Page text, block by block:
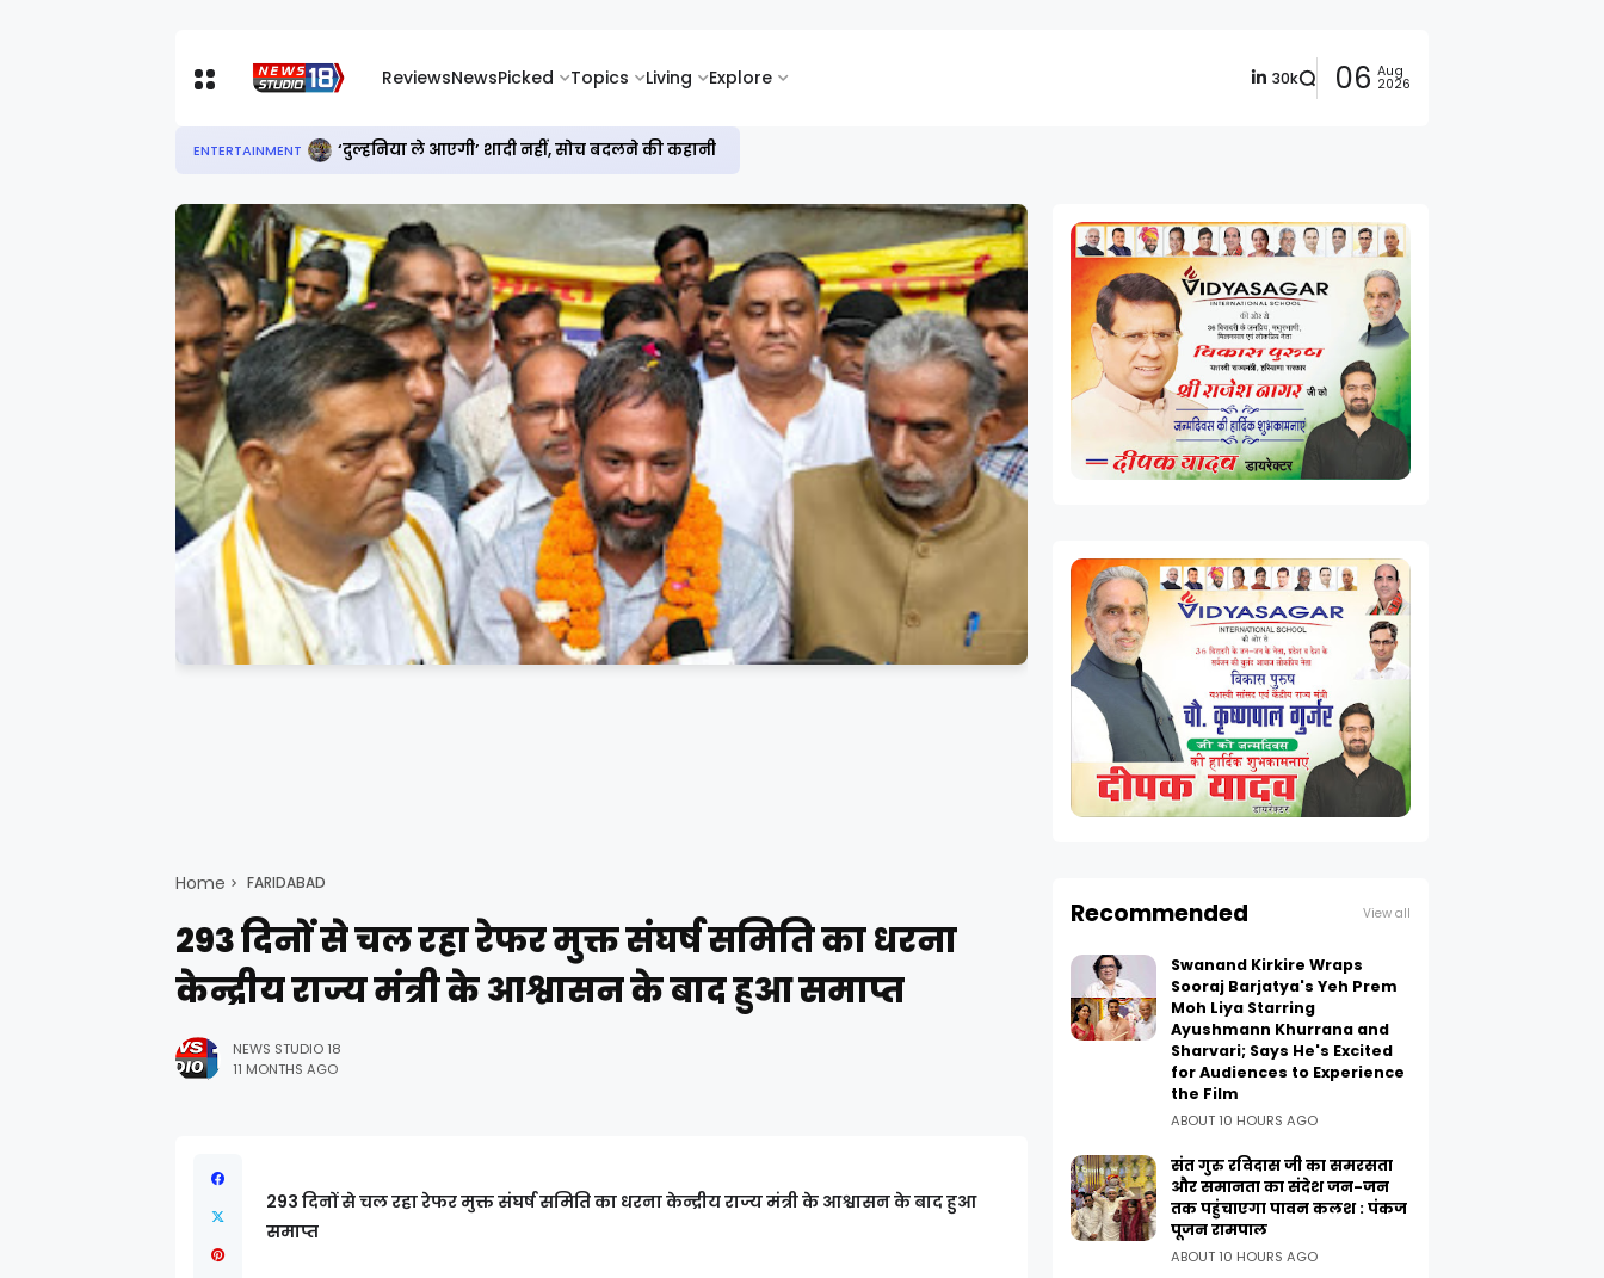
ReviewsNewsPicked Topics Living Explore 30k 06 Aug
2026
ENTERTAINMENT ‘उत्तर दा पुत्तर’ रिव्यू: हंसी के साथ गूंजता कर्म बनाम किस्मत का सवाल
Home FARIDABAD
293 दिनों से चल रहा रेफर मुक्त संघर्ष समिति का धरना
केन्द्रीय राज्य मंत्री के आश्वासन के बाद हुआ समाप्त
NEWS STUDIO 18
11 MONTHS AGO
293 दिनों से चल रहा रेफर मुक्त संघर्ष समिति का धरना केन्द्रीय राज्य मंत्री के आश्वासन के बाद हुआ
समाप्त
Recommended View all
Swanand Kirkire Wraps
Sooraj Barjatya's Yeh Prem
Moh Liya Starring
Ayushmann Khurrana and
Sharvari; Says He's Excited
for Audiences to Experience
the Film
ABOUT 10 HOURS AGO
संत गुरु रविदास जी का समरसता
और समानता का संदेश जन-जन
तक पहुंचाएगा पावन कलश : पंकज
पूजन रामपाल
ABOUT 10 HOURS AGO